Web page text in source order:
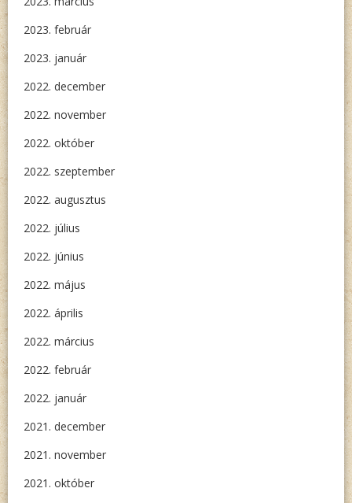
2023. február
2023. január
2022. december
2022. november
2022. október
2022. szeptember
2022. augusztus
2022. július
2022. június
2022. május
2022. április
2022. március
2022. február
2022. január
2021. december
2021. november
2021. október